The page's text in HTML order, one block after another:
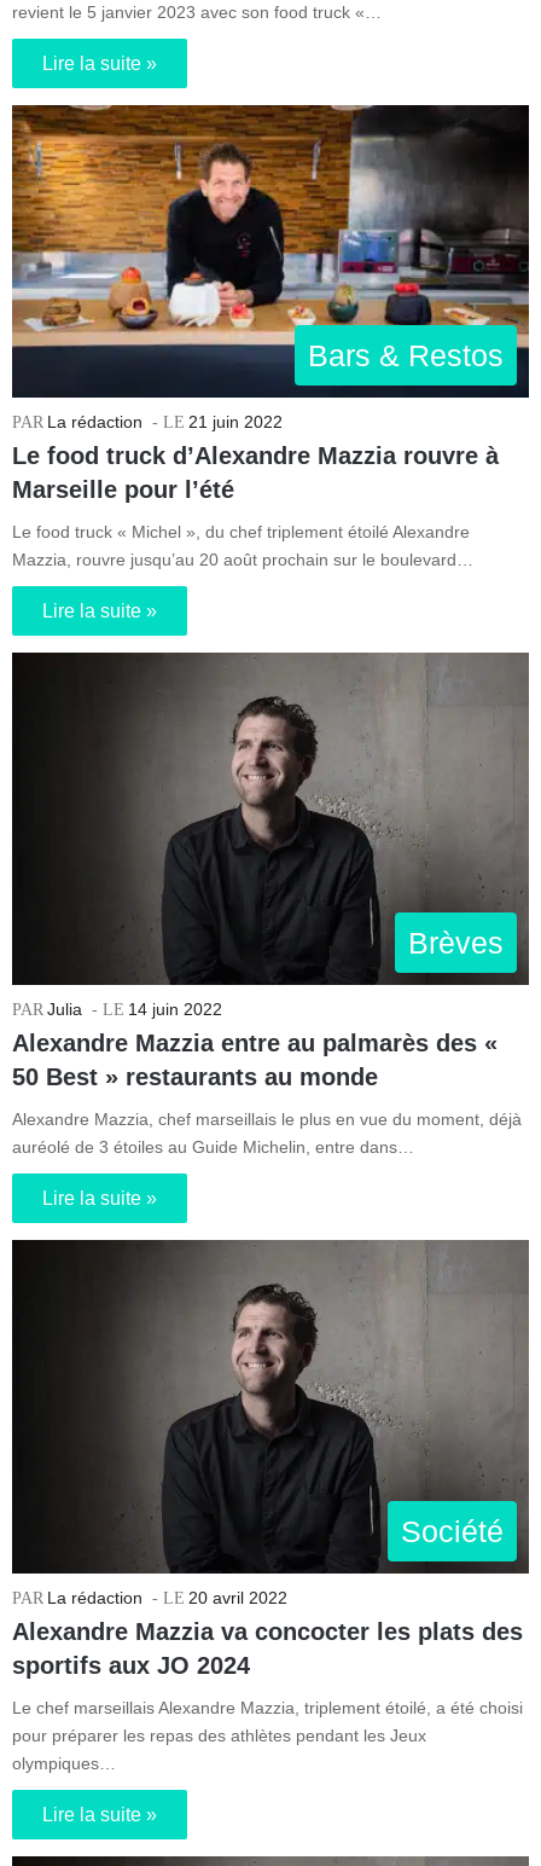
revient le 5 janvier 2023 avec son food truck «…
Lire la suite »
Bars & Restos
La rédaction 21 juin 2022
Le food truck d’Alexandre Mazzia rouvre à
Marseille pour l’été
Le food truck « Michel », du chef triplement étoilé Alexandre
Mazzia, rouvre jusqu’au 20 août prochain sur le boulevard…
Lire la suite »
Brèves
Julia 14 juin 2022
Alexandre Mazzia entre au palmarès des «
50 Best » restaurants au monde
Alexandre Mazzia, chef marseillais le plus en vue du moment, déjà
auréolé de 3 étoiles au Guide Michelin, entre dans…
Lire la suite »
Société
La rédaction 20 avril 2022
Alexandre Mazzia va concocter les plats des
sportifs aux JO 2024
Le chef marseillais Alexandre Mazzia, triplement étoilé, a été choisi
pour préparer les repas des athlètes pendant les Jeux
olympiques…
Lire la suite »